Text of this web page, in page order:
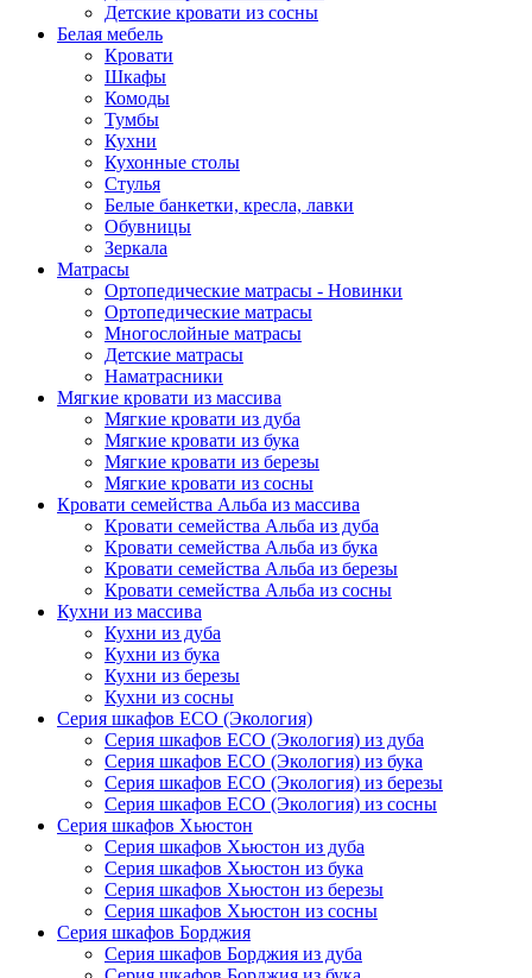
Детские кровати из сосны
Белая мебель
Кровати
Шкафы
Комоды
Тумбы
Кухни
Кухонные столы
Стулья
Белые банкетки, кресла, лавки
Обувницы
Зеркала
Матрасы
Ортопедические матрасы - Новинки
Ортопедические матрасы
Многослойные матрасы
Детские матрасы
Наматрасники
Мягкие кровати из массива
Мягкие кровати из дуба
Мягкие кровати из бука
Мягкие кровати из березы
Мягкие кровати из сосны
Кровати семейства Альба из массива
Кровати семейства Альба из дуба
Кровати семейства Альба из бука
Кровати семейства Альба из березы
Кровати семейства Альба из сосны
Кухни из массива
Кухни из дуба
Кухни из бука
Кухни из березы
Кухни из сосны
Серия шкафов ECO (Экология)
Серия шкафов ECO (Экология) из дуба
Серия шкафов ECO (Экология) из бука
Серия шкафов ECO (Экология) из березы
Серия шкафов ECO (Экология) из сосны
Серия шкафов Хьюстон
Серия шкафов Хьюстон из дуба
Серия шкафов Хьюстон из бука
Серия шкафов Хьюстон из березы
Серия шкафов Хьюстон из сосны
Серия шкафов Борджия
Серия шкафов Борджия из дуба